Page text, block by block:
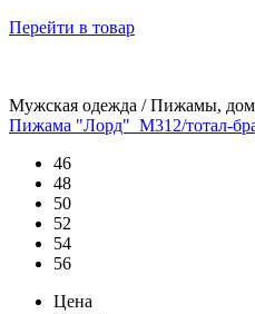
Перейти в товар
Мужская одежда / Пижамы,
Пижама "Лорд"_М312/тотал-
46
48
50
52
54
56
Цена